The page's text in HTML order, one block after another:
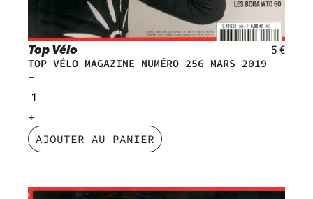
Top Vélo 5€
TOP VÉLO MAGAZINE NUMÉRO 256 MARS 2019
AJOUTER AU PANIER